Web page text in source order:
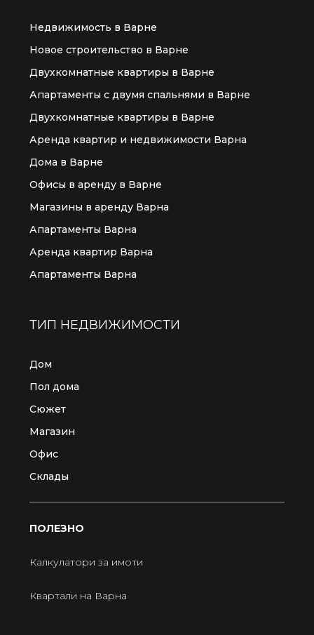
Недвижимость в Варне
Новое строительство в Варне
Двухкомнатные квартиры в Варне
Апартаменты с двумя спальнями в Варне
Двухкомнатные квартиры в Варне
Аренда квартир и недвижимости Варна
Дома в Варне
Офисы в аренду в Варне
Магазины в аренду Варна
Апартаменты Варна
Аренда квартир Варна
Апартаменты Варна
ТИП НЕДВИЖИМОСТИ
Дом
Пол дома
Сюжет
Магазин
Офис
Склады
ПОЛЕЗНО
Калкулатори за имоти
Квартали на Варна